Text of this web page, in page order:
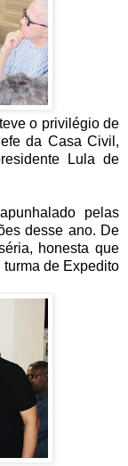
o privilégio de
da Casa Civil,
Lula de
pelas
desse ano. De
honesta que
turma de Expedito